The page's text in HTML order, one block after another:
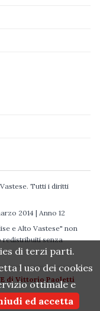
Tutti i diritti
2014 | Anno 12
e Alto Vastese" non
redistribuiti senza
di Vittorio Paoletti
di terzi parti.
l uso dei cookies
ottimale e
ed accetta